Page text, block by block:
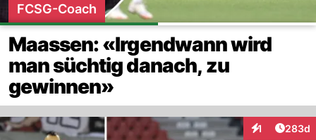
FCSG-Coach
Maassen: «Irgendwann wird
man süchtig danach, zu
gewinnen»
1
Interaktionen
283d